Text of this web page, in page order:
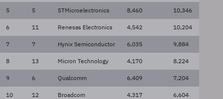
5 5 STMicroelectronics 8,460 10,346
6 11 Renesas Electronics 4,542 10,204
7 7 Hynix Semiconductor 6,035 9,884
8 13 Micron Technology 4,170 8,224
9 6 Qualcomm 6,409 7,204
10 12 Broadcom 4,317 6,604